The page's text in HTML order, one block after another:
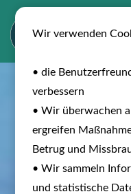
Wir verwenden
• die
verbessern
• Wir überwachen
ergreifen
Betrug und
• Wir sammeln
und statistische